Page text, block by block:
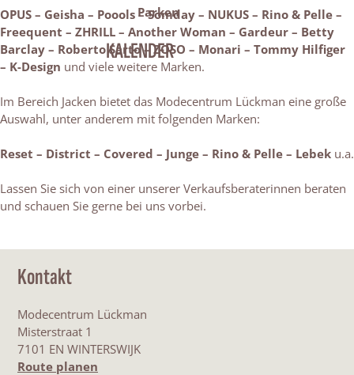
Parken
KALENDER
OPUS – Geisha – Poools – Somday – NUKUS – Rino & Pelle –
Freequent – ZHRILL – Another Woman – Gardeur – Betty
Barclay – Roberto Sarto – ZOSO – Monari – Tommy Hilfiger
– K-Design und viele weitere Marken.
Im Bereich Jacken bietet das Modecentrum Lückman eine große
Auswahl, unter anderem mit folgenden Marken:
Reset – District – Covered – Junge – Rino & Pelle – Lebek u.a.
Lassen Sie sich von einer unserer Verkaufsberaterinnen beraten
und schauen Sie gerne bei uns vorbei.
Kontakt
Modecentrum Lückman
Misterstraat 1
7101 EN WINTERSWIJK
Route planen